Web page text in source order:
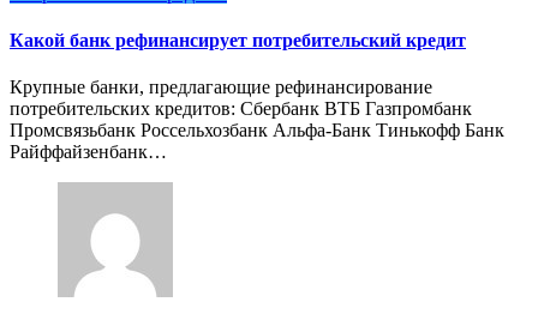
Какой банк рефинансирует потребительский кредит
Крупные банки, предлагающие рефинансирование
потребительских кредитов: Сбербанк ВТБ Газпромбанк
Промсвязьбанк Россельхозбанк Альфа-Банк Тинькофф Банк
Райффайзенбанк…